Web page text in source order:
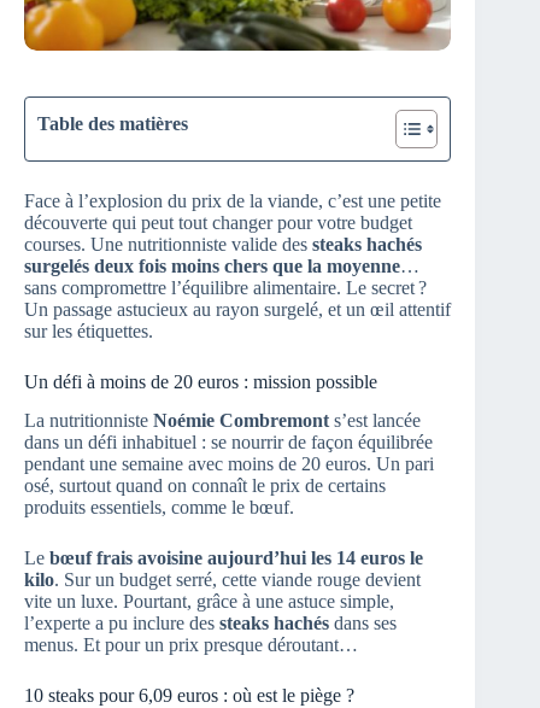
Table des matières
Face à l’explosion du prix de la viande, c’est une petite
découverte qui peut tout changer pour votre budget
courses. Une nutritionniste valide des steaks hachés
surgelés deux fois moins chers que la moyenne…
sans compromettre l’équilibre alimentaire. Le secret ?
Un passage astucieux au rayon surgelé, et un œil attentif
sur les étiquettes.
Un défi à moins de 20 euros : mission possible
La nutritionniste Noémie Combremont s’est lancée
dans un défi inhabituel : se nourrir de façon équilibrée
pendant une semaine avec moins de 20 euros. Un pari
osé, surtout quand on connaît le prix de certains
produits essentiels, comme le bœuf.
Le bœuf frais avoisine aujourd’hui les 14 euros le
kilo. Sur un budget serré, cette viande rouge devient
vite un luxe. Pourtant, grâce à une astuce simple,
l’experte a pu inclure des steaks hachés dans ses
menus. Et pour un prix presque déroutant…
10 steaks pour 6,09 euros : où est le piège ?